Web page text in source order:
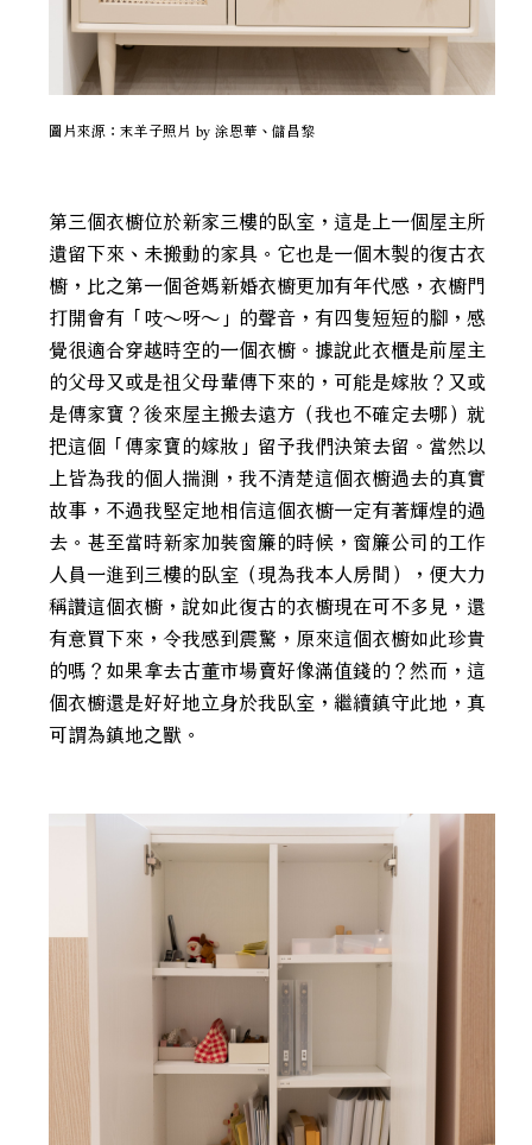
圖片來源：末羊子照片 by 涂恩華、儲昌黎
第三個衣櫥位於新家三樓的臥室，這是上一個屋主所
遺留下來、未搬動的家具。它也是一個木製的復古衣
櫥，比之第一個爸媽新婚衣櫥更加有年代感，衣櫥門
打開會有「吱～呀～」的聲音，有四隻短短的腳，感
覺很適合穿越時空的一個衣櫥。據說此衣櫃是前屋主
的父母又或是祖父母輩傳下來的，可能是嫁妝？又或
是傳家寶？後來屋主搬去遠方（我也不確定去哪）就
把這個「傳家寶的嫁妝」留予我們決策去留。當然以
上皆為我的個人揣測，我不清楚這個衣櫥過去的真實
故事，不過我堅定地相信這個衣櫥一定有著輝煌的過
去。甚至當時新家加裝窗簾的時候，窗簾公司的工作
人員一進到三樓的臥室（現為我本人房間），便大力
稱讚這個衣櫥，說如此復古的衣櫥現在可不多見，還
有意買下來，令我感到震驚，原來這個衣櫥如此珍貴
的嗎？如果拿去古董市場賣好像滿值錢的？然而，這
個衣櫥還是好好地立身於我臥室，繼續鎮守此地，真
可謂為鎮地之獸。